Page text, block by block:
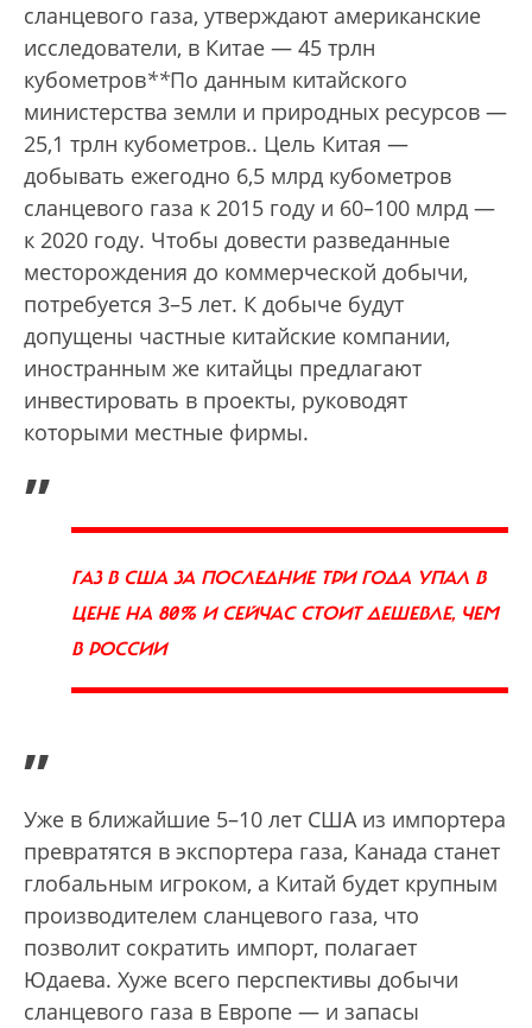
сланцевого газа, утверждают американские
исследователи, в Китае — 45 трлн
кубометров**По данным китайского
министерства земли и природных ресурсов —
25,1 трлн кубометров.. Цель Китая —
добывать ежегодно 6,5 млрд кубометров
сланцевого газа к 2015 году и 60–100 млрд —
к 2020 году. Чтобы довести разведанные
месторождения до коммерческой добычи,
потребуется 3–5 лет. К добыче будут
допущены частные китайские компании,
иностранным же китайцы предлагают
инвестировать в проекты, руководят
которыми местные фирмы.
„
ГАЗ В США ЗА ПОСЛЕДНИЕ ТРИ ГОДА УПАЛ В
ЦЕНЕ НА 80% И СЕЙЧАС СТОИТ ДЕШЕВЛЕ, ЧЕМ
В РОССИИ
”
Уже в ближайшие 5–10 лет США из импортера
превратятся в экспортера газа, Канада станет
глобальным игроком, а Китай будет крупным
производителем сланцевого газа, что
позволит сократить импорт, полагает
Юдаева. Хуже всего перспективы добычи
сланцевого газа в Европе — и запасы